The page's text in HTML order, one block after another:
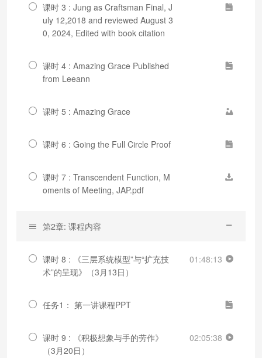
课时 3 : Jung as Craftsman Final, J
uly 12,2018 and reviewed August 3
0, 2024, Edited with book citation
课时 4 : Amazing Grace Published
from Leeann
课时 5 : Amazing Grace
课时 6 : Going the Full Circle Proof
课时 7 : Transcendent Function, M
oments of Meeting, JAP.pdf
第2章: 课程内容
课时 8 : 《三层系统模型”与“扩充技
术”的呈现》（3月13日）
01:48:13
任务1： 第一讲课程PPT
课时 9 : 《积极想象与手的劳作》
（3月20日）
02:05:38